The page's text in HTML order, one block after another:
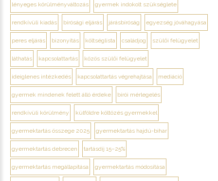
lényeges körülményváltozás gyermek indokolt szükséglete
rendkívüli kiadás bírósági eljárás járásbíróság egyezség jóváhagyása
peres eljárás bizonyítás költséglista családjog szülői felügyelet
láthatás kapcsolattartás közös szülői felügyelet
ideiglenes intézkedés kapcsolattartás végrehajtása mediáció
gyermek mindenek felett álló érdeke bírói mérlegelés
rendkívüli körülmény külföldre költözés gyermekkel
gyermektartás összege 2025 gyermektartás hajdú-bihar
gyermektartás debrecen tartásdíj 15–25%
gyermektartás megállapítása gyermektartás módosítása